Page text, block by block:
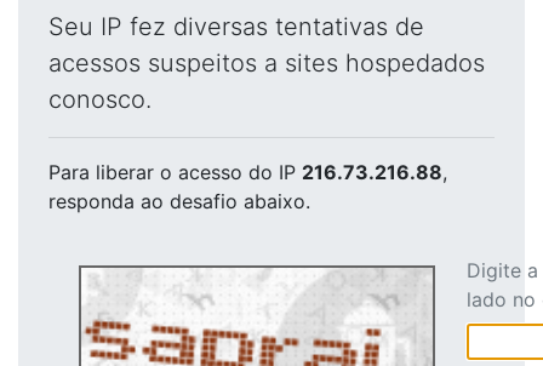
Seu IP fez diversas tentativas de
acessos suspeitos a sites hospedados
conosco.
Para liberar o acesso do IP 216.73.216.88,
responda ao desafio abaixo.
Digite
lado no